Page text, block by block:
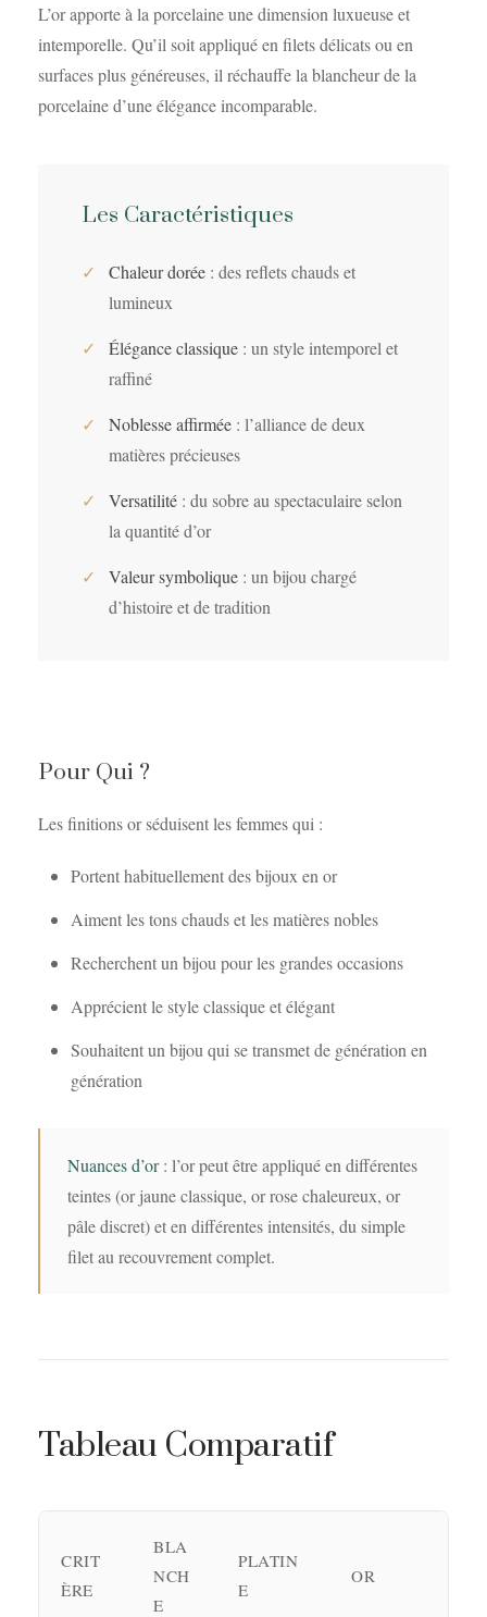
L’or apporte à la porcelaine une dimension luxueuse et
intemporelle. Qu’il soit appliqué en filets délicats ou en
surfaces plus généreuses, il réchauffe la blancheur de la
porcelaine d’une élégance incomparable.
Les Caractéristiques
✓ Chaleur dorée : des reflets chauds et
lumineux
✓
Élégance classique : un style intemporel et
raffiné
✓
Noblesse affirmée : l’alliance de deux
matières précieuses
✓
Versatilité : du sobre au spectaculaire selon
la quantité d’or
✓
Valeur symbolique : un bijou chargé
d’histoire et de tradition
Pour Qui ?
Les finitions or séduisent les femmes qui :
Portent habituellement des bijoux en or
Aiment les tons chauds et les matières nobles
Recherchent un bijou pour les grandes occasions
Apprécient le style classique et élégant
Souhaitent un bijou qui se transmet de génération en
génération
Nuances d’or: l’or peut être appliqué en différentes
teintes (or jaune classique, or rose chaleureux, or
pâle discret) et en différentes intensités, du simple
filet au recouvrement complet.
Tableau Comparatif
CRIT
ÈRE
BLA
NCH
E
PLATIN
E
OR